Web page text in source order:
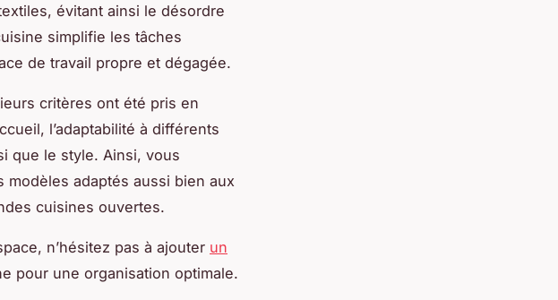
évitant ainsi le désordre
simplifie les tâches
de travail propre et dégagée.
critères ont été pris en
l’adaptabilité à différents
que le style. Ainsi, vous
adaptés aussi bien aux
cuisines ouvertes.
n’hésitez pas à ajouter un
pour une organisation optimale.